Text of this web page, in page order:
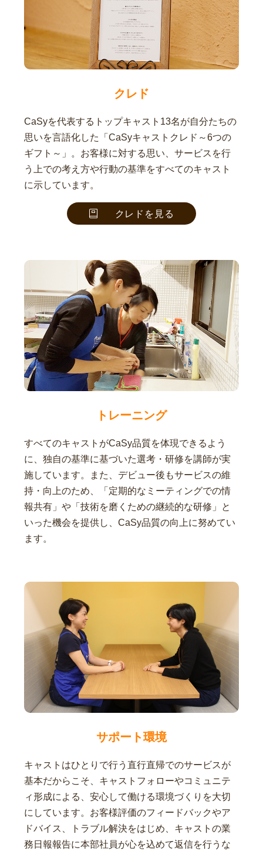
クレド
CaSyを代表するトップキャスト13名が自分たちの
思いを言語化した「CaSyキャストクレド～6つの
ギフト～」。お客様に対する思い、サービスを行
う上での考え方や行動の基準をすべてのキャスト
に示しています。
クレドを見る
トレーニング
すべてのキャストがCaSy品質を体現できるよう
に、独自の基準に基づいた選考・研修を講師が実
施しています。また、デビュー後もサービスの維
持・向上のため、「定期的なミーティングでの情
報共有」や「技術を磨くための継続的な研修」と
いった機会を提供し、CaSy品質の向上に努めてい
ます。
サポート環境
キャストはひとりで行う直行直帰でのサービスが
基本だからこそ、キャストフォローやコミュニテ
ィ形成による、安心して働ける環境づくりを大切
にしています。お客様評価のフィードバックやア
ドバイス、トラブル解決をはじめ、キャストの業
務日報報告に本部社員が心を込めて返信を行うな